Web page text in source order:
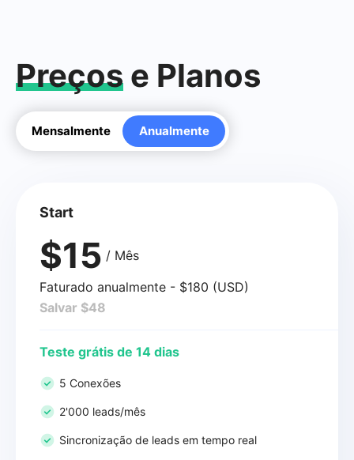
Preços e Planos
Mensalmente Anualmente
Start
$15 / Mês
Faturado anualmente - $180 (USD)
Salvar $48
Teste grátis de 14 dias
5 Conexões
2'000 leads/mês
Sincronização de leads em tempo real